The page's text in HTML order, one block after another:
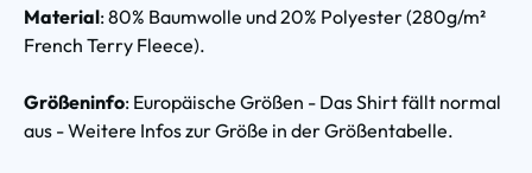
Material: 80% Baumwolle und 20% Polyester (280g/m²
French Terry Fleece).
Größeninfo: Europäische Größen - Das Shirt fällt normal
aus - Weitere Infos zur Größe in der Größentabelle.